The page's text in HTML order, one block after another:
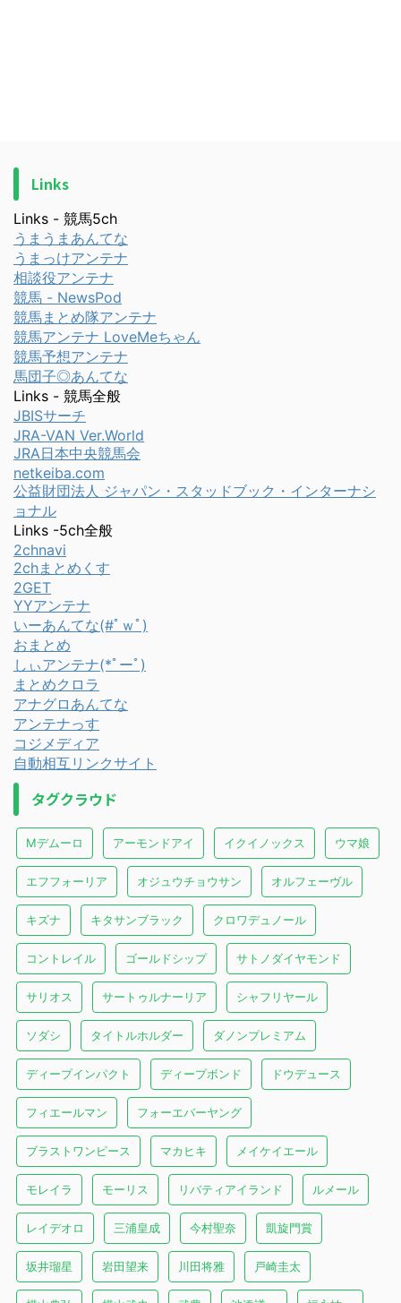
Links
Links - 競馬5ch
うまうまあんてな
うまっけアンテナ
相談役アンテナ
競馬 - NewsPod
競馬まとめ隊アンテナ
競馬アンテナ LoveMeちゃん
競馬予想アンテナ
馬団子◎あんてな
Links - 競馬全般
JBISサーチ
JRA-VAN Ver.World
JRA日本中央競馬会
netkeiba.com
公益財団法人 ジャパン・スタッドブック・インターナシ
ョナル
Links -5ch全般
2chnavi
2chまとめくす
2GET
YYアンテナ
いーあんてな(#ﾟｗﾟ)
おまとめ
しぃアンテナ(*ﾟーﾟ)
まとめクロラ
アナグロあんてな
アンテナっす
コジメディア
自動相互リンクサイト
タグクラウド
Mデムーロ アーモンドアイ イクイノックス ウマ娘
エフフォーリア オジュウチョウサン オルフェーヴル
キズナ キタサンブラック クロワデュノール
コントレイル ゴールドシップ サトノダイヤモンド
サリオス サートゥルナーリア シャフリヤール
ソダシ タイトルホルダー ダノンプレミアム
ディープインパクト ディープボンド ドウデュース
フィエールマン フォーエバーヤング
ブラストワンピース マカヒキ メイケイエール
モレイラ モーリス リバティアイランド ルメール
レイデオロ 三浦皇成 今村聖奈 凱旋門賞
坂井瑠星 岩田望来 川田将雅 戸崎圭太